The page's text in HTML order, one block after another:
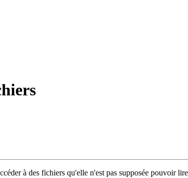
à des fichiers qu'elle n'est pas supposée pouvoir